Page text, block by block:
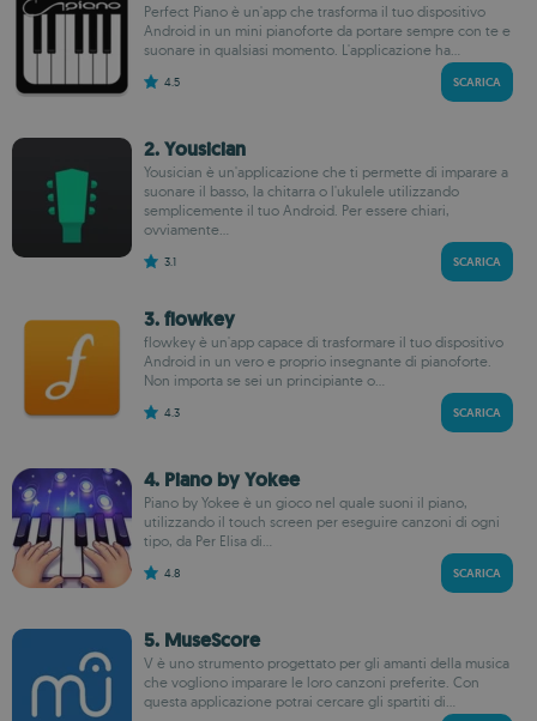
Perfect Piano è un'app che trasforma il tuo dispositivo
Android in un mini pianoforte da portare sempre con te e
suonare in qualsiasi momento. L'applicazione ha...
4.5 SCARICA
2. Yousician
Yousician è un'applicazione che ti permette di imparare a
suonare il basso, la chitarra o l'ukulele utilizzando
semplicemente il tuo Android. Per essere chiari,
ovviamente...
3.1 SCARICA
3. flowkey
flowkey è un'app capace di trasformare il tuo dispositivo
Android in un vero e proprio insegnante di pianoforte.
Non importa se sei un principiante o...
4.3 SCARICA
4. Piano by Yokee
Piano by Yokee è un gioco nel quale suoni il piano,
utilizzando il touch screen per eseguire canzoni di ogni
tipo, da Per Elisa di...
4.8 SCARICA
5. MuseScore
V è uno strumento progettato per gli amanti della musica
che vogliono imparare le loro canzoni preferite. Con
questa applicazione potrai cercare gli spartiti di...